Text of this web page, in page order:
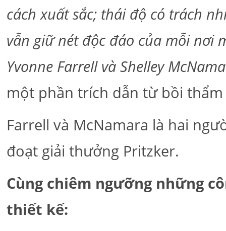
cách xuất sắc; thái độ có trách
vẫn giữ nét độc đáo của mỗi nơi
Yvonne Farrell và Shelley
một phần trích dẫn từ bồi
Farrell và McNamara là hai
đoạt giải thưởng Pritzker.
Cùng chiêm ngưỡng những
thiết kế: